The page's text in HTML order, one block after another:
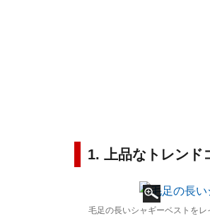
1. 上品なトレンド
毛足の長いシャギーベストを